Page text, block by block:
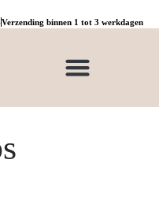
Verzending binnen 1 tot 3 werkdagen